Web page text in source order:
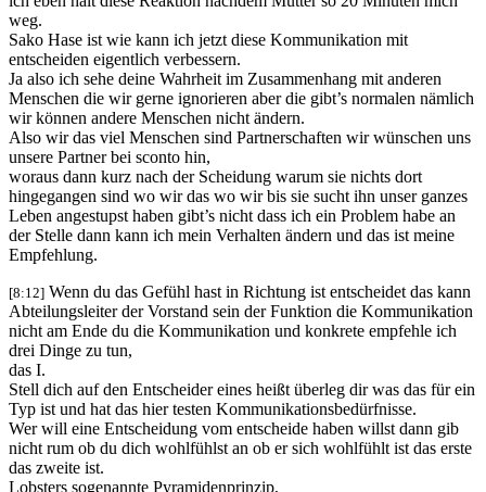
weg.
Sako Hase ist wie kann ich jetzt diese Kommunikation mit
entscheiden eigentlich verbessern.
Ja also ich sehe deine Wahrheit im Zusammenhang mit anderen
Menschen die wir gerne ignorieren aber die gibt’s normalen nämlich
wir können andere Menschen nicht ändern.
Also wir das viel Menschen sind Partnerschaften wir wünschen uns
unsere Partner bei sconto hin,
woraus dann kurz nach der Scheidung warum sie nichts dort
hingegangen sind wo wir das wo wir bis sie sucht ihn unser ganzes
Leben angestupst haben gibt’s nicht dass ich ein Problem habe an
der Stelle dann kann ich mein Verhalten ändern und das ist meine
Empfehlung.
[8:12] Wenn du das Gefühl hast in Richtung ist entscheidet das kann
Abteilungsleiter der Vorstand sein der Funktion die Kommunikation
nicht am Ende du die Kommunikation und konkrete empfehle ich
drei Dinge zu tun,
das I.
Stell dich auf den Entscheider eines heißt überleg dir was das für ein
Typ ist und hat das hier testen Kommunikationsbedürfnisse.
Wer will eine Entscheidung vom entscheide haben willst dann gib
nicht rum ob du dich wohlfühlst an ob er sich wohlfühlt ist das erste
das zweite ist.
Lobsters sogenannte Pyramidenprinzip,